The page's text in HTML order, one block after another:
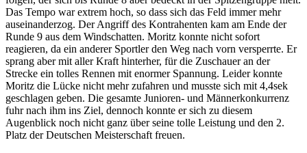
Das Tempo war extrem hoch, so dass sich das Feld immer mehr
auseinanderzog. Der Angriff des Kontrahenten kam am Ende der
Runde 9 aus dem Windschatten. Moritz konnte nicht sofort
reagieren, da ein anderer Sportler den Weg nach vorn versperrte. Er
sprang aber mit aller Kraft hinterher, für die Zuschauer an der
Strecke ein tolles Rennen mit enormer Spannung. Leider konnte
Moritz die Lücke nicht mehr zufahren und musste sich mit 4,4sek
geschlagen geben. Die gesamte Junioren- und Männerkonkurrenz
fuhr nach ihm ins Ziel, dennoch konnte er sich zu diesem
Augenblick noch nicht ganz über seine tolle Leistung und den 2.
Platz der Deutschen Meisterschaft freuen.